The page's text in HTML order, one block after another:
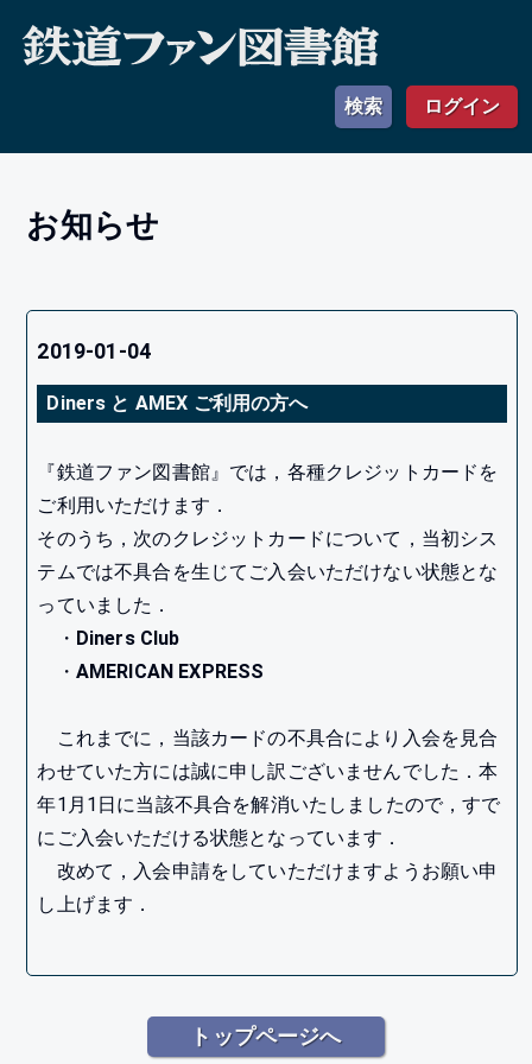
ログイン
検索
お知らせ
2019-01-04
Diners と AMEX ご利用の方へ
『鉄道ファン図書館』では，各種クレジットカードを
ご利用いただけます．
そのうち，次のクレジットカードについて，当初シス
テムでは不具合を生じてご入会いただけない状態とな
っていました．
・ Diners Club
・ AMERICAN EXPRESS
これまでに，当該カードの不具合により入会を見合
わせていた方には誠に申し訳ございませんでした．本
年1月1日に当該不具合を解消いたしましたので，すで
にご入会いただける状態となっています．
改めて，入会申請をしていただけますようお願い申
し上げます．
トップページへ